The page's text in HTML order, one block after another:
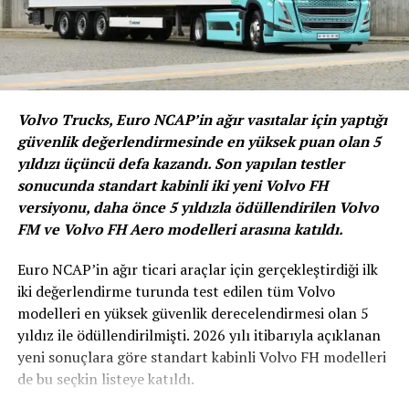
Taşıtlar ihracatı yüzde 28, diğer ürün grupları altında
yer alan Çekiciler ihracatı ise yüzde 68 arttı. Diğer
yandan Binek otomobiller ihracatı yüzde 0,3 otobüs
minibüs midibüs ihracatı ise yüzde 17 düşüş gösterdi.
Aralık ayında ise Tedarik Endüstrisi ihracatı yüzde 12
artarak 1 milyar 54 milyon dolar olurken, Binek
Otomobil ihracatı yüzde 10 azalışla 935 milyon dolar,
Eşya Taşımaya Mahsus Motorlu Taşıtlar ihracatı yüzde 9
artışla 628 milyon dolar, Otobüs-Minibüs-Midibüs
ihracatı da yüzde 6 artışla 148 milyon dolar ve Çekiciler
büyük ürün grubu olan Tedarik Endüstrisinde en fazla
ihracat yapılan ülke olan Almanya’ya ihracatta yüzde 3
artış görülürken, ABD’ye yüzde 15, Birleşik Krallık’a
yüzde 12, Rusya’ya yüzde 56, Mısır’a yüzde 46,
Hollanda’ya yüzde 44, İran’a yüzde 103 artış, buna
karşılık İspanya’ya yüzde 16, Slovenya’ya yüzde 18 düşüş
Volvo Trucks, Euro NCAP’in ağır vasıtalar için yaptığı
güvenlik değerlendirmesinde en yüksek puan olan 5
yıldızı üçüncü defa kazandı. Son yapılan testler
sonucunda standart kabinli iki yeni Volvo FH
versiyonu, daha önce 5 yıldızla ödüllendirilen Volvo
FM ve Volvo FH Aero modelleri arasına katıldı.
Euro NCAP’in ağır ticari araçlar için gerçekleştirdiği ilk
iki değerlendirme turunda test edilen tüm Volvo
modelleri en yüksek güvenlik derecelendirmesi olan 5
yıldız ile ödüllendirilmişti. 2026 yılı itibarıyla açıklanan
yeni sonuçlara göre standart kabinli Volvo FH modelleri
de bu seçkin listeye katıldı.